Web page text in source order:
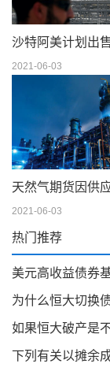
2021-06-03
2021-06-03
热门推荐